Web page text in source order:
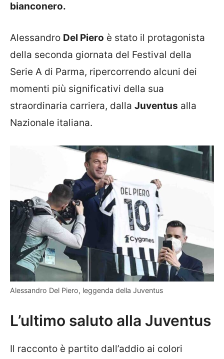
bianconero.
Alessandro Del Piero è stato il protagonista
della seconda giornata del Festival della
Serie A di Parma, ripercorrendo alcuni dei
momenti più significativi della sua
straordinaria carriera, dalla Juventus alla
Nazionale italiana.
Alessandro Del Piero, leggenda della Juventus
L’ultimo saluto alla Juventus
Il racconto è partito dall’addio ai colori